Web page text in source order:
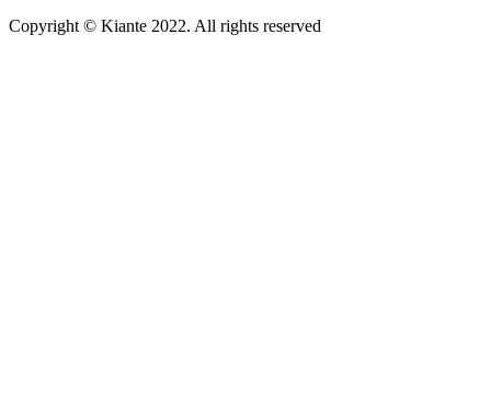
Copyright © Kiante 2022. All rights reserved